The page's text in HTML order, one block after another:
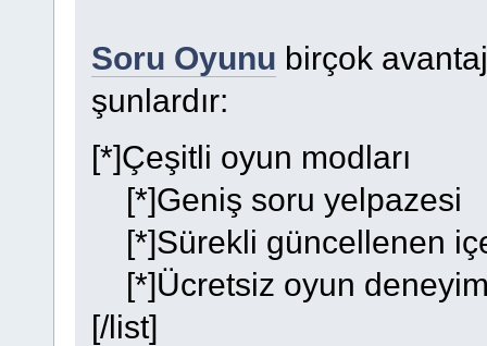
Soru Oyunu birçok
şunlardır:
[*]Çeşitli oyun modları
[*]Geniş soru yelpazesi
[*]Sürekli güncellenen
[*]Ücretsiz oyun
[/list]